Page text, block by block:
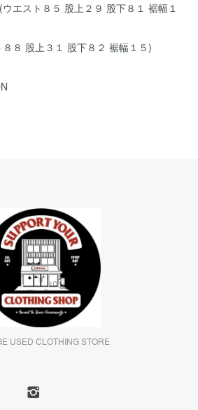
エスト８５ 股上２９ 股下８１ 裾幅１
８ 股上３１ 股下８２ 裾幅１５)
USED CLOTHING STORE